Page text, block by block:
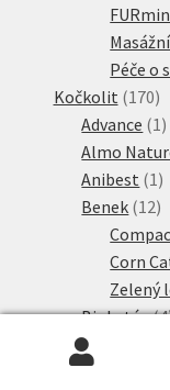
Péče o
Kočkolit 170170
Advance 1 1
Almo
Anibest 1 1
Benek 1212
Corn
Zelený
Biokat´s 4
Breeder